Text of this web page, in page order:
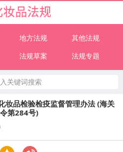
地方法规
其他法规
法规草案 法规专题
关键词搜索
妆品检验检疫监督管理办法 (海关
第284号)